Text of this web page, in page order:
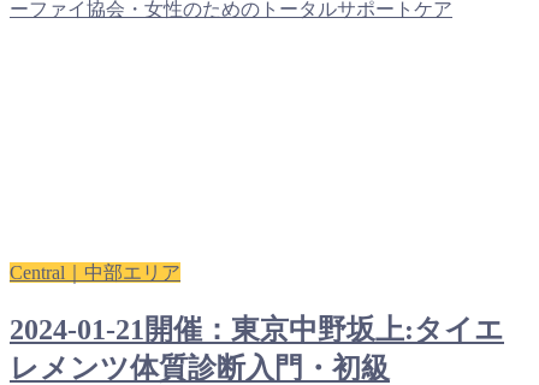
ーファイ協会・女性のためのトータルサポートケア
Central｜中部エリア
2024-01-21開催：東京中野坂上:タイエ
レメンツ体質診断入門・初級